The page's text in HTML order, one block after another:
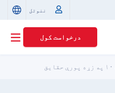
ننوتل
درخواست کول